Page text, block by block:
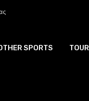
SPORTS